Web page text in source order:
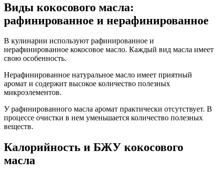
Виды кокосового масла:
рафинированное и нерафинированное
В кулинарии используют рафинированное и
нерафинированное кокосовое масло. Каждый вид масла имеет
свою особенность.
Нерафинированное натуральное масло имеет приятный
аромат и содержит высокое количество полезных
микроэлементов.
У рафинированного масла аромат практически отсутствует. В
процессе очистки в нем уменьшается количество полезных
веществ.
Калорийность и БЖУ кокосового
масла